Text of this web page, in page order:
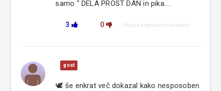
samo " DELA PROST DAN in pika....
3 0 Prijavi neprimerno vsebino
gost
🕊 še enkrat več dokazal kako nesposoben